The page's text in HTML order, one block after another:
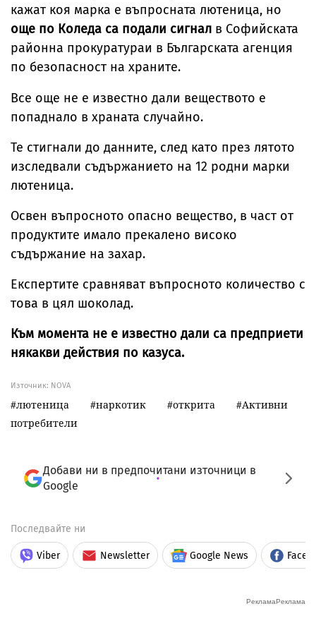
кажат коя марка е въпросната лютеница, но
още по Коледа са подали сигнал в Софийската
районна прокуратураи в Българската агенция
по безопасност на храните.
Все още не е известно дали веществото е
попаднало в храната случайно.
Те стигнали до данните, след като през лятото
изследвали съдържанието на 12 родни марки
лютеница.
Освен въпросното опасно вещество, в част от
продуктите имало прекалено високо
съдържание на захар.
Експертите сравняват въпросното количество с
това в цял шоколад.
Към момента не е известно дали са предприети
някакви действия по казуса.
Източник: NOVA
лютеница наркотик открита
Активни
потребители
Добави ни в предпочитани източници в
Google
Последвайте ни
Viber Newsletter Google News